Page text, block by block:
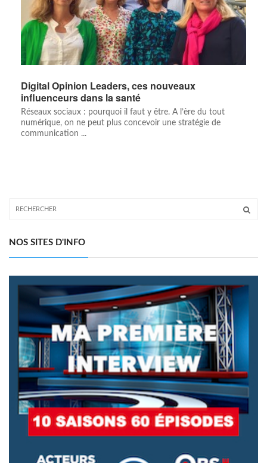
Digital Opinion Leaders, ces nouveaux
influenceurs dans la santé
Réseaux sociaux : pourquoi il faut y être. A l’ère du tout
numérique, on ne peut plus concevoir une stratégie de
communication ...
NOS SITES D'INFO